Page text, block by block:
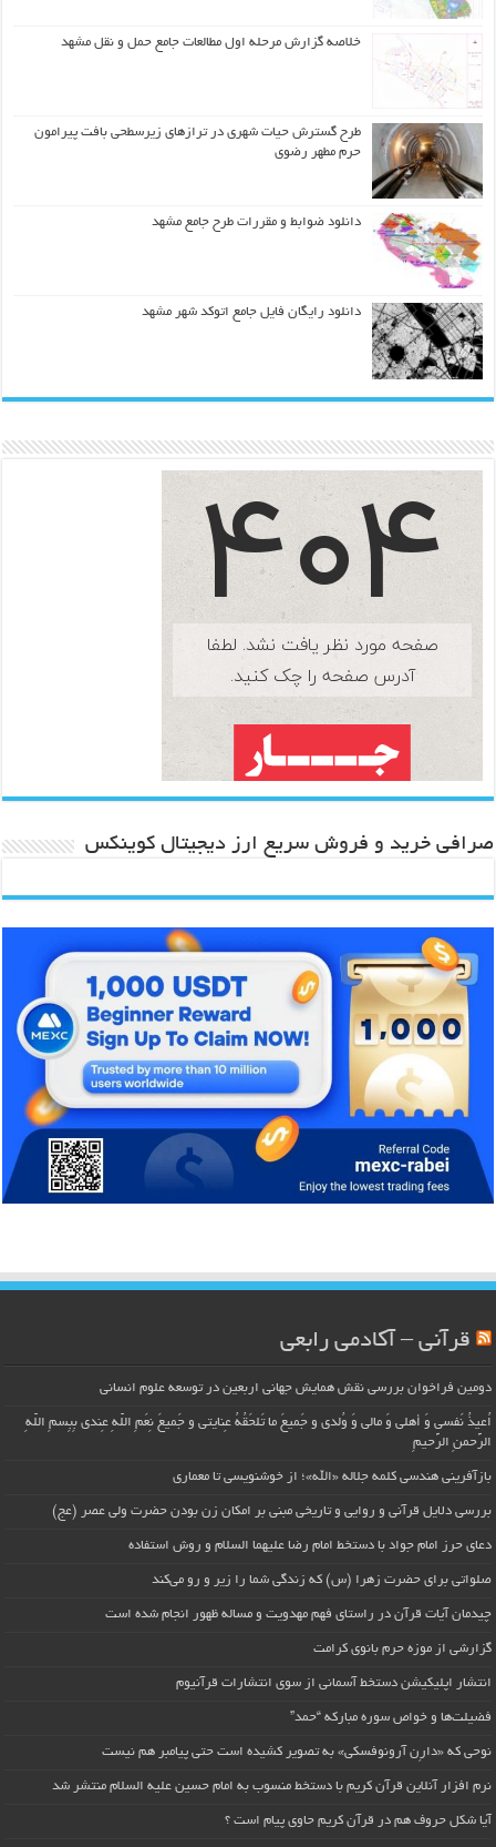
خلاصه گزارش مرحله اول مطالعات جامع حمل و نقل مشهد
طرح گسترش حیات شهري در ترازهاي زیرسطحی بافت پیرامون
حرم مطهر رضوي
دانلود ضوابط و مقررات طرح جامع مشهد
دانلود رایگان فایل جامع اتوکد شهر مشهد
صرافی خرید و فروش سریع ارز دیجیتال کوینکس
قرآنی – آکادمی رابعی
دومین فراخوان بررسی نقش همایش جهانی اربعین در توسعه علوم انسانی
اُعیذُ نَفسی وَ أهلی وَ مالی وَ وُلدی و جَمیعَ ما تَلحَقُهُ عِنایتی و جَمیعَ نِعَمِ اللّهِ عِندی بِبِسمِ اللّهِ
الرَّحمنِ الرَّحیمِ
بازآفرینی هندسی کلمه جلاله «الله»؛ از خوشنویسی تا معماری
بررسی دلایل قرآنی و روایی و تاریخی مبنی بر امکان زن بودن حضرت ولی عصر (عج)
دعای حرز امام جواد با دستخط امام رضا علیهما السلام و روش استفاده
صلواتی برای حضرت زهرا (س) که زندگی شما را زیر و رو می‌کند
چیدمان آیات قرآن در راستای فهم مهدویت و مساله ظهور انجام شده است
گزارشی از موزه حرم بانوی کرامت
انتشار اپلیکیشن دستخط آسمانی از سوی انتشارات قرآنیوم
فضیلت‌ها و خواص سوره مبارکه “حمد”
نوحی که «دارِن آرونوفسکی» به تصویر کشیده است حتی پیامبر هم نیست
نرم افزار آنلاین قرآن کریم با دستخط منسوب به امام حسین علیه السلام منتشر شد
آیا شکل حروف هم در قرآن کریم حاوی پیام است ؟